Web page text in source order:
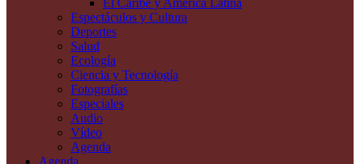
Espectáculos y Cultura
Deportes
Salud
Ecología
Ciencia y Tecnología
Fotografías
Especiales
Audio
Vídeo
Agenda
Agenda